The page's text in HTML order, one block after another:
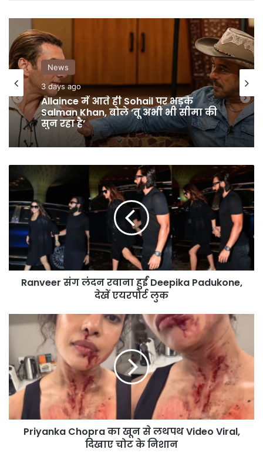
News
4 days ago
बांकीपुर में Prashant Kishor की
ऐतिहासिक जीत, BJP प्रत्याशी को 19 हजार
वोट से दी मात
संग
रवाना
हुईं
Deepika
Padukone,
देखें
एयरपोर्ट
Ranveer संग लंदन रवाना हुईं Deepika Padukone,
देखें एयरपोर्ट लुक
से
लथपथ
Video
Viral,
दिखाए
Priyanka Chopra का खून से लथपथ Video Viral,
दिखाए चोट के निशान